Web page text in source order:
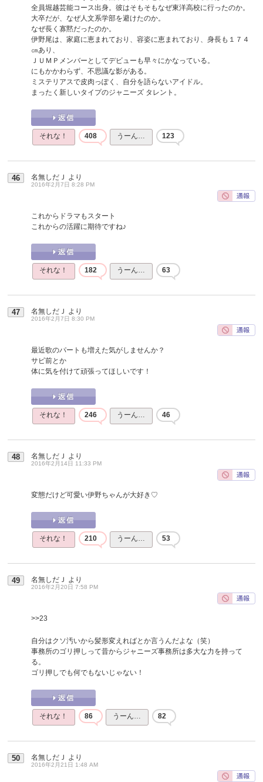
全員堀越芸能コース出身。彼はそもそもなぜ東洋高校に行ったのか。
大卒だが、なぜ人文系学部を避けたのか。
なぜ長く寡黙だったのか。
伊野尾は、家庭に恵まれており、容姿に恵まれており、身長も１７４
㎝あり、
ＪＵＭＰメンバーとしてデビューも早々にかなっている。
にもかかわらず、不思議な影がある。
ミステリアスで皮肉っぽく、自分を語らないアイドル。
まったく新しいタイプのジャニーズ タレント。
それな！ 408 うーん… 123
46 名無しだＪ より
2016年2月7日 8:28 PM
これからドラマもスタート
これからの活躍に期待ですね♪
それな！ 182 うーん… 63
47 名無しだＪ より
2016年2月7日 8:30 PM
最近歌のパートも増えた気がしませんか？
サビ前とか
体に気を付けて頑張ってほしいです！
それな！ 246 うーん… 46
48 名無しだＪ より
2016年2月14日 11:33 PM
変態だけど可愛い伊野ちゃんが大好き♡
それな！ 210 うーん… 53
49 名無しだＪ より
2016年2月20日 7:58 PM
>>23
自分はクソ汚いから髪形変えればとか言うんだよな（笑）
事務所のゴリ押しって昔からジャニーズ事務所は多大な力を持って
る。
ゴリ押しでも何でもないじゃない！
それな！ 86 うーん… 82
50 名無しだＪ より
2016年2月21日 1:48 AM